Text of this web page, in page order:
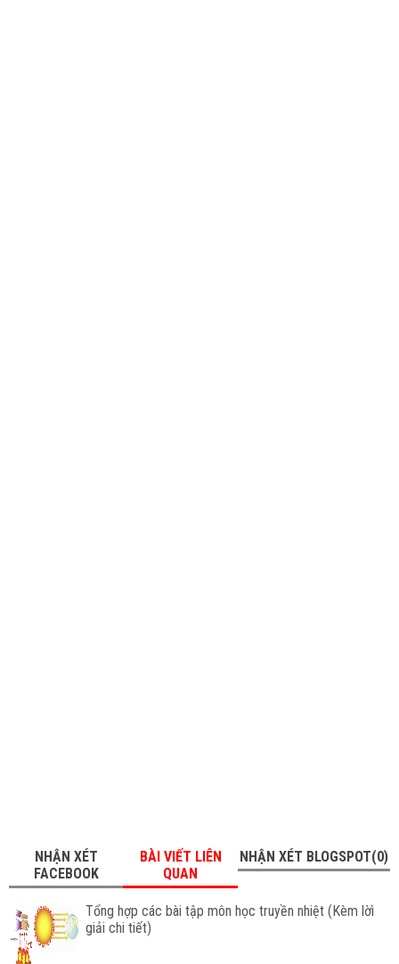
NHẬN XÉT
FACEBOOK
BÀI VIẾT LIÊN
QUAN
NHẬN XÉT BLOGSPOT(0)
Tổng hợp các bài tập môn học truyền nhiệt (Kèm lờì
giải chi tiết)